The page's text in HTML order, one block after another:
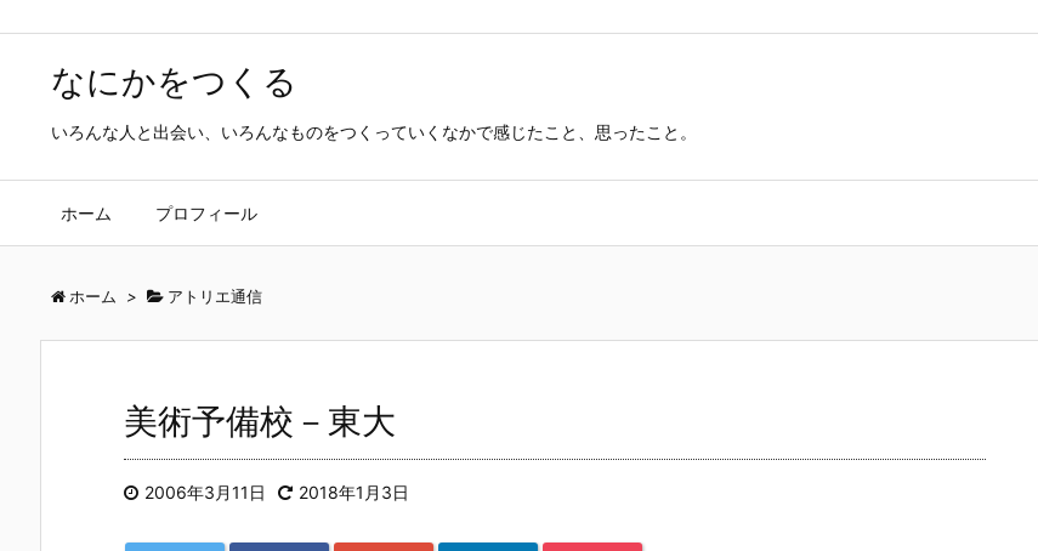
なにかをつくる
いろんな人と出会い、いろんなものをつくっていくなかで感じたこと、思ったこと。
ホーム プロフィール
ホーム > アトリエ通信
美術予備校－東大
2006年3月11日 2018年1月3日